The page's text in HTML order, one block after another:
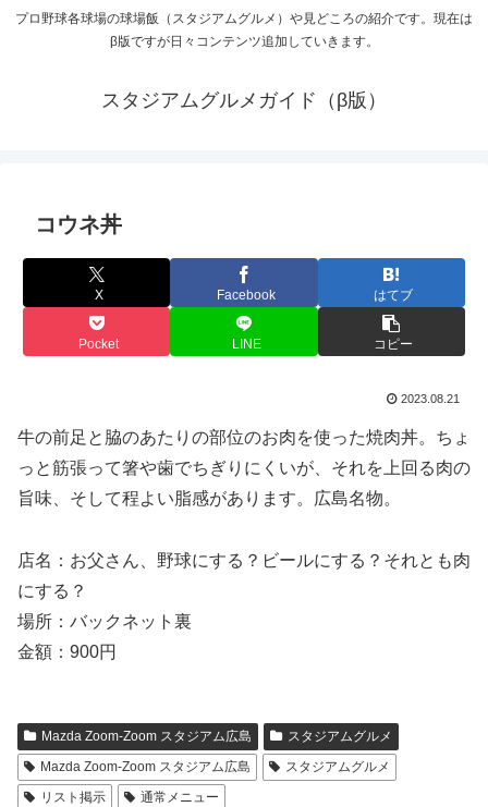
プロ野球各球場の球場飯（スタジアムグルメ）や見どころの紹介です。現在は
β版ですが日々コンテンツ追加していきます。
スタジアムグルメガイド（β版）
コウネ丼
X Facebook はてブ
Pocket LINE コピー
2023.08.21
牛の前足と脇のあたりの部位のお肉を使った焼肉丼。ちょ
っと筋張って箸や歯でちぎりにくいが、それを上回る肉の
旨味、そして程よい脂感があります。広島名物。
店名：お父さん、野球にする？ビールにする？それとも肉
にする？
場所：バックネット裏
金額：900円
Mazda Zoom-Zoom スタジアム広島
スタジアムグルメ
Mazda Zoom-Zoom スタジアム広島
スタジアムグルメ
リスト掲示
通常メニュー